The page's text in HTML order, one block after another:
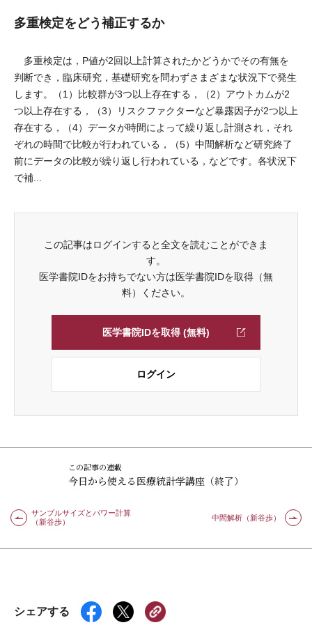
多重検定をどう補正するか
多重検定は，P値が2回以上計算されたかどうかでその有無を
判断でき，臨床研究，基礎研究を問わずさまざまな状況下で発生
します。（1）比較群が3つ以上存在する，（2）アウトカムが2
つ以上存在する，（3）リスクファクターなど暴露因子が2つ以上
存在する，（4）データが時間によって繰り返し計測され，それ
ぞれの時間で比較が行われている，（5）中間解析など研究終了
前にデータの比較が繰り返し行われている，などです。各状況下
で補...
この記事はログインすると全文を読むことができま
す。
医学書院IDをお持ちでない方は医学書院IDを取得（無
料）ください。
医学書院IDを取得 (無料)
ログイン
この記事の連載
今日から使える医療統計学講座（終了）
サンプルサイズとパワー計算
（新谷歩）
中間解析（新谷歩）
シェアする